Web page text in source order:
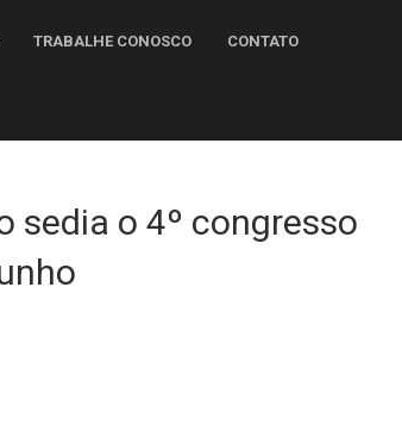
TRABALHE CONOSCO CONTATO
sedia o 4º congresso